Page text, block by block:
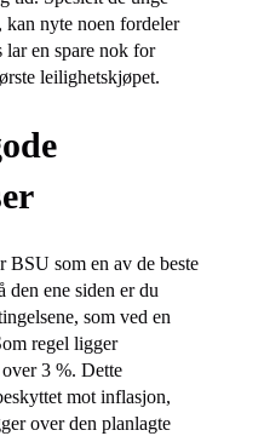
nyte noen fordeler
en spare nok for
leilighetskjøpet.
BSU som en av de beste
den ene siden er du
som ved en
regel ligger
3 %. Dette
mot inflasjon,
over den planlagte